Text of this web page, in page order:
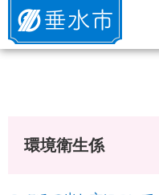
垂水市
環境衛生係